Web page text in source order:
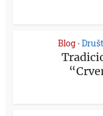
Blog •